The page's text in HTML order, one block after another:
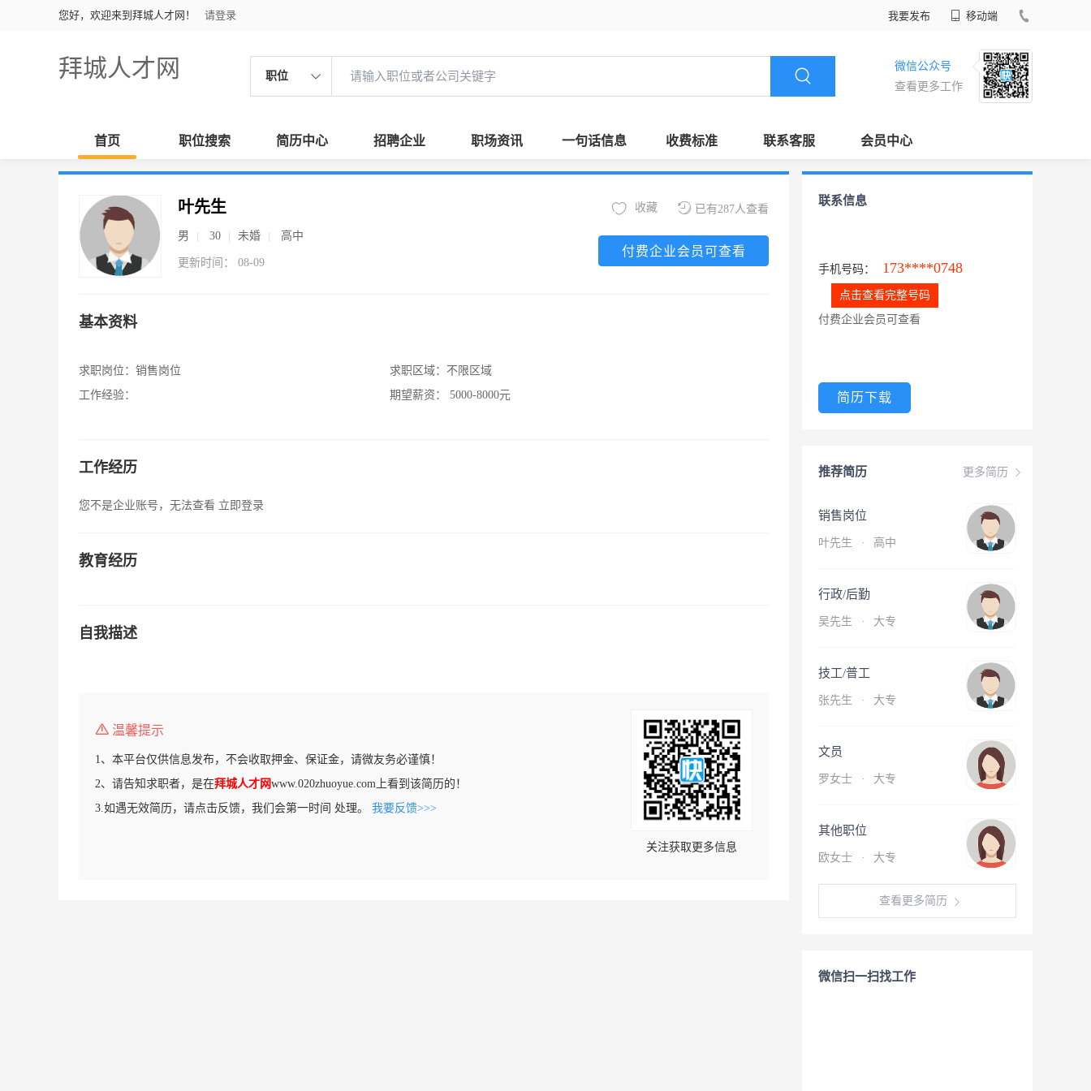
您好，欢迎来到拜城人才网！ 请登录 我要发布 移动端
拜城人才网 职位
微信公众号
查看更多工作
首页 职位搜索 简历中心 招聘企业 职场资讯 一句话信息 收费标准 联系客服 会员中心
叶先生
男 30 未婚 高中
更新时间： 08-09
已有287人查看
收藏
付费企业会员可查看
基本资料
求职岗位： 销售岗位
工作经验：
求职区域： 不限区域
期望薪资：
5000-8000元
工作经历
您不是企业账号，无法查看 立即登录
教育经历
自我描述
温馨提示
1、本平台仅供信息发布，不会收取押金、保证金，请微友务必谨慎！
2、请告知求职者，是在拜城人才网www.020zhuoyue.com上看到该简历的！
3.如遇无效简历，请点击反馈，我们会第一时间 处理。 我要反馈>>>
关注获取更多信息
联系信息
手机号码： 173****0748
点击查看完整号码
付费企业会员可查看
简历下载
更多简历
推荐简历
销售岗位
叶先生 · 高中
行政/后勤
吴先生 · 大专
技工/普工
张先生 · 大专
文员
罗女士 · 大专
其他职位
欧女士 · 大专
查看更多简历
微信扫一扫找工作